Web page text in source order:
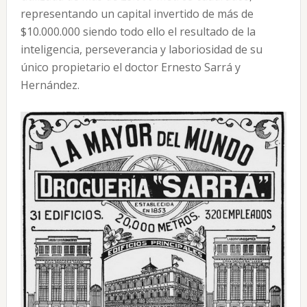
representando un capital invertido de más de
$10.000.000 siendo todo ello el resultado de la
inteligencia, perseverancia y laboriosidad de su
único propietario el doctor Ernesto Sarrá y
Hernández.